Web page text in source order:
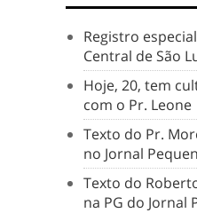
Registro
Central de São
Hoje, 20, tem
com o Pr. Leone
Texto do Pr.
no Jornal
Texto do
na PG do Jornal